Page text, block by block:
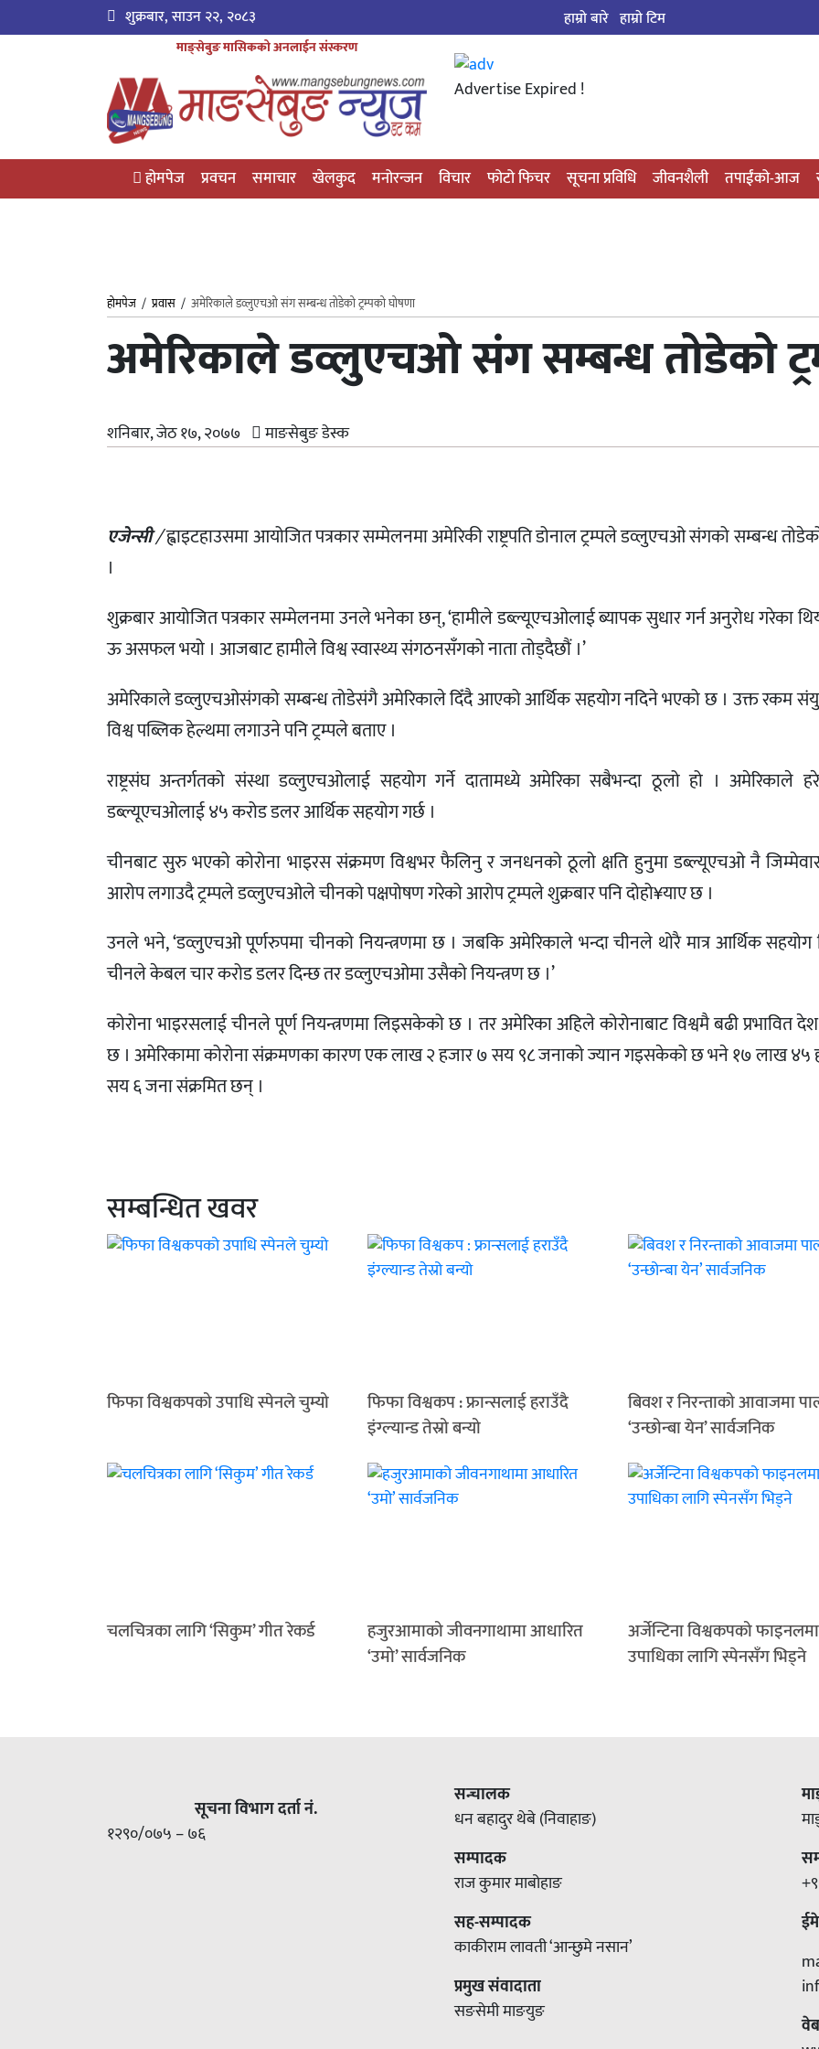
शुक्रबार, साउन २२, २०८३ हाम्रो बारे हाम्राे टिम
माङ्सेबुङ मासिकको अनलाईन संस्करण
Advertise Expired !
होमपेज प्रवचन समाचार खेलकुद मनोरन्जन विचार फोटो फिचर सूचना प्रविधि जीवनशैली तपाईंको-आज
होमपेज /प्रवास / अमेरिकाले डव्लुएचओ संग सम्बन्ध तोडेको ट्रम्पको घोषणा
अमेरिकाले डव्लुएचओ संग सम्बन्ध तोडेको
शनिबार, जेठ १७, २०७७ माङसेबुङ डेस्क
एजेन्सी/ह्वाइटहाउसमा आयोजित पत्रकार सम्मेलनमा अमेरिकी राष्ट्रपति डोनाल ट्रम्पले डव्लुएचओ संगको सम्बन्ध
।
शुक्रबार आयोजित पत्रकार सम्मेलनमा उनले भनेका छन्, ‘हामीले डब्ल्यूएचओलाई ब्यापक सुधार गर्न अनुरोध गरेका
ऊ असफल भयो । आजबाट हामीले विश्व स्वास्थ्य संगठनसँगको नाता तोड्दैछौं ।’
अमेरिकाले डव्लुएचओसंगको सम्बन्ध तोडेसंगै अमेरिकाले दिँदै आएको आर्थिक सहयोग नदिने भएको छ । उक्त रकम
विश्व पब्लिक हेल्थमा लगाउने पनि ट्रम्पले बताए ।
राष्ट्रसंघ अन्तर्गतको संस्था डव्लुएचओलाई सहयोग गर्ने दातामध्ये अमेरिका सबैभन्दा ठूलो हो । अमेरिकाले
डब्ल्यूएचओलाई ४५ करोड डलर आर्थिक सहयोग गर्छ ।
चीनबाट सुरु भएको कोरोना भाइरस संक्रमण विश्वभर फैलिनु र जनधनको ठूलो क्षति हुनुमा डब्ल्यूएचओ नै
आरोप लगाउदै ट्रम्पले डव्लुएचओले चीनको पक्षपोषण गरेको आरोप ट्रम्पले शुक्रबार पनि दोहो¥याए छ ।
उनले भने, ‘डव्लुएचओ पूर्णरुपमा चीनको नियन्त्रणमा छ । जबकि अमेरिकाले भन्दा चीनले थोरै मात्र आर्थिक सहयोग
चीनले केबल चार करोड डलर दिन्छ तर डव्लुएचओमा उसैको नियन्त्रण छ ।’
कोरोना भाइरसलाई चीनले पूर्ण नियन्त्रणमा लिइसकेको छ । तर अमेरिका अहिले कोरोनाबाट विश्वमै बढी प्रभावित
छ । अमेरिकामा कोरोना संक्रमणका कारण एक लाख २ हजार ७ सय ९८ जनाको ज्यान गइसकेको छ भने १७ लाख ४५
सय ६ जना संक्रमित छन् ।
सम्बन्धित खवर
फिफा विश्वकपको उपाधि स्पेनले चुम्यो
फिफा विश्वकप : फ्रान्सलाई हराउँदै
इंग्ल्यान्ड तेस्रो बन्यो
बिवश र निरन्ताको आवाजमा
‘उन्छोन्बा येन’ सार्वजनिक
चलचित्रका लागि ‘सिकुम’ गीत रेकर्ड
हजुरआमाको जीवनगाथामा आधारित
‘उमो’ सार्वजनिक
अर्जेन्टिना विश्वकपको
उपाधिका लागि स्पेनसँग भिड्ने
सूचना विभाग दर्ता नं.
१२९०/०७५ – ७६
सन्चालक
धन बहादुर थेबे (निवाहाङ)
सम्पादक
राज कुमार माबोहाङ
सह-सम्पादक
काकीराम लावती ‘आन्छुमे नसान’
प्रमुख संवादाता
सङसेमी माङयुङ